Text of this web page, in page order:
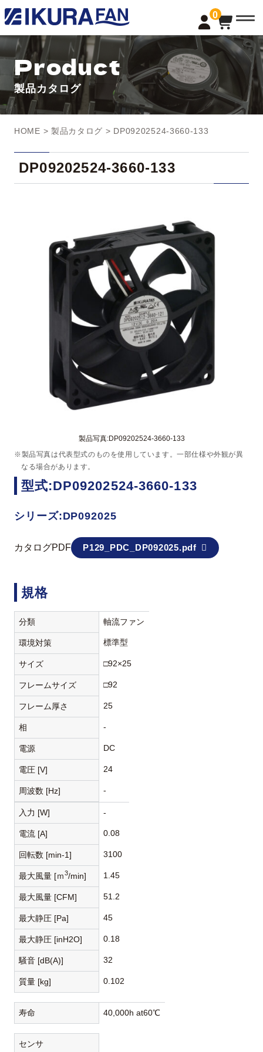
0
t
o
g
l
e
a
v
i
g
a
n
Product
製品カタログ
HOME > 製品カタログ > DP09202524-3660-133
DP09202524-3660-133
製品写真:DP09202524-3660-133
※製品写真は代表型式のものを使用しています。一部仕様や外観が異
なる場合があります。
型式:DP09202524-3660-133
シリーズ:DP092025
カタログPDF P129_PDC_DP092025.pdf
規格
分類 軸流ファン
環境対策 標準型
サイズ □92×25
フレームサイズ □92
フレーム厚さ 25
相 -
電源 DC
電圧 [V] 24
周波数 [Hz] -
入力 [W] -
電流 [A] 0.08
回転数 [min-1] 3100
最大風量 [ｍ3/min] 1.45
最大風量 [CFM] 51.2
最大静圧 [Pa] 45
最大静圧 [inH2O] 0.18
騒音 [dB(A)] 32
質量 [kg] 0.102
寿命 40,000h at60℃
センサ